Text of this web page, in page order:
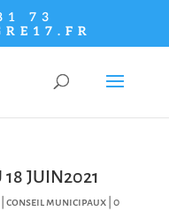
73
JUIN2021
conseil municipaux| 0